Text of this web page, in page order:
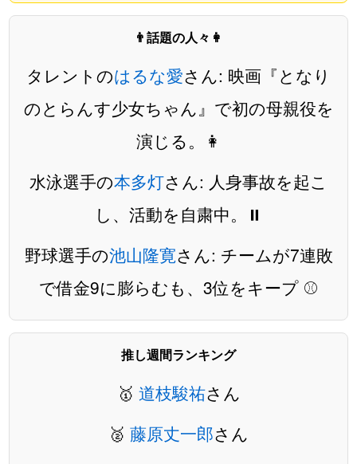
👨話題の人々👩
タレントのはるな愛さん: 映画『となり
のとらんす少女ちゃん』で初の母親役を
演じる。👩
水泳選手の本多灯さん: 人身事故を起こ
し、活動を自粛中。⏸️
野球選手の池山隆寛さん: チームが7連敗
で借金9に膨らむも、3位をキープ ⚾️
推し週間ランキング
🥇 道枝駿祐さん
🥈 藤原丈一郎さん